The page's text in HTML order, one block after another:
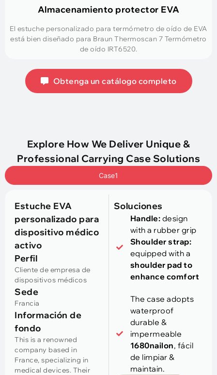
Almacenamiento protector EVA
El estuche personalizado para termómetro de oído de EVA
está bien diseñado para Braun Thermoscan 7 Termómetro
de oído IRT6520.
Obtenga un catálogo completo
Explore How We Deliver Unique &
Professional Carrying Case Solutions
Case1
Estuche EVA
personalizado para
dispositivo médico
activo
Perfil
Cliente de empresa de
dispositivos médicos
Sede
Francia
Información de
fondo
This is a renowned
company based in
France, specializing in
medical devices. Their
Soluciones
Handle: design
with a rubber grip
Shoulder strap:
equipped with a
shoulder pad to
enhance comfort
The case adopts
waterproof
durable &
impermeable
1680nailon, fácil
de limpiar &
maintain.